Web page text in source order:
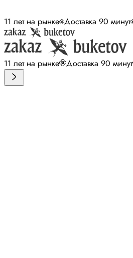
11 лет на рынке Доставка 90 минут
11 лет на рынке Доставка 90 минут